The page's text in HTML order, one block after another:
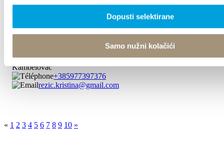
Dopusti selektirane
Samo nužni kolačići
Put Rakovića 24, 21214 Kaštel
Kambelovac
+385977397376
rezic.kristina@gmail.com
« 1 2 3 4 5 6 7 8 9 10 »